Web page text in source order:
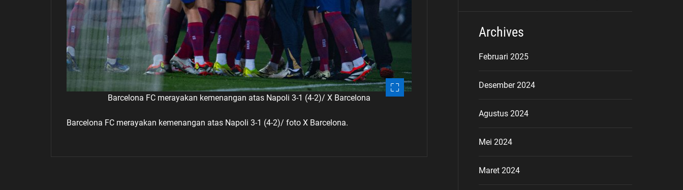
Barcelona FC merayakan kemenangan atas Napoli 3-1 (4-2)/ X Barcelona
Barcelona FC merayakan kemenangan atas Napoli 3-1 (4-2)/ foto X Barcelona.
Archives
Februari 2025
Desember 2024
Agustus 2024
Mei 2024
Maret 2024